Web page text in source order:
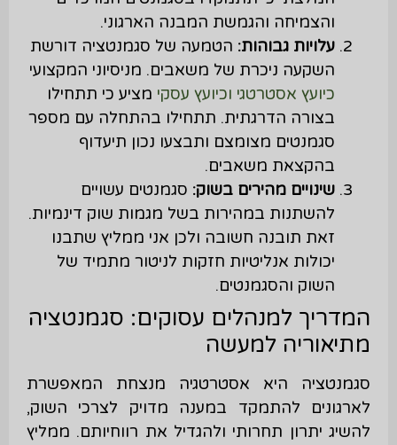
והצמיחה והגמשת המבנה הארגוני.
עלויות גבוהות: הטמעה של סגמנטציה דורשת
השקעה ניכרת של משאבים. מניסיוני המקצועי
כיועץ אסטרטגי וכיועץ עסקי מציע כי תתחילו
בצורה הדרגתית. תתחילו בהתחלה עם מספר
סגמנטים מצומצם ותבצעו נכון תיעדוף
בהקצאת משאבים.
שינויים מהירים בשוק: סגמנטים עשויים
להשתנות במהירות בשל מגמות שוק דינמיות.
זאת תובנה חשובה ולכן אני ממליץ שתבנו
יכולות אנליטיות חזקות לניטור מתמיד של
השוק והסגמנטים.
המדריך למנהלים עסוקים: סגמנטציה
מתיאוריה למעשה
סגמנטציה היא אסטרטגיה מנצחת המאפשרת
לארגונים להתמקד במענה מדויק לצרכי השוק,
להשיג יתרון תחרותי ולהגדיל את רווחיותם. ממליץ